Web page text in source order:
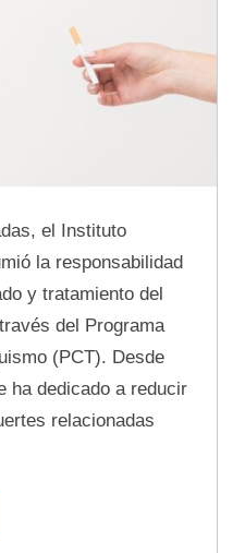
el Instituto
la responsabilidad
y tratamiento del
del Programa
(PCT). Desde
ha dedicado a reducir
relacionadas